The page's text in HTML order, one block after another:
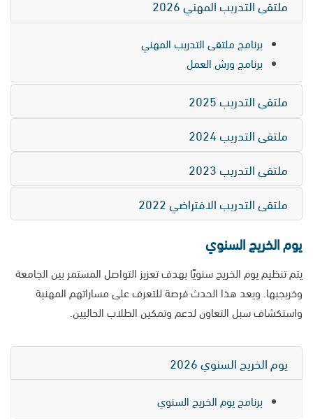
ملتقى التدريب المهني 2026
برنامج ملتقى التدريب المهني
برنامج ورش العمل
ملتقى التدريب 2025
ملتقى التدريب 2024
ملتقى التدريب 2023
ملتقى التدريب الافتراضي 2022
يوم الخريج السنوي
يتم تنظيم يوم الخريج سنويًا بهدف تعزيز التواصل المستمر بين الجامعة
وخريجيها. ويعد هذا الحدث فرصة للتعرف على مساراتهم المهنية
واستكشاف سبل التعاون لدعم وتمكين الطلاب الحاليين.
يوم الخريج السنوي 2026
برنامج يوم الخريج السنوي